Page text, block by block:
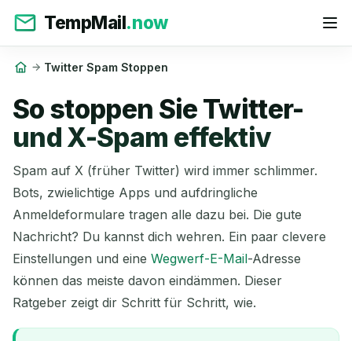
TempMail.now
Twitter Spam Stoppen
So stoppen Sie Twitter-
und X-Spam effektiv
Spam auf X (früher Twitter) wird immer schlimmer.
Bots, zwielichtige Apps und aufdringliche
Anmeldeformulare tragen alle dazu bei. Die gute
Nachricht? Du kannst dich wehren. Ein paar clevere
Einstellungen und eine Wegwerf-E-Mail-Adresse
können das meiste davon eindämmen. Dieser
Ratgeber zeigt dir Schritt für Schritt, wie.